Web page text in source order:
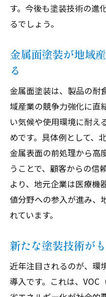
望
塗装技術が地域
金属面加工と塗
今後期待される
地域連携による
解説
金属面塗装がも
長
北上市花巻市の
望
す。今後も塗装技術の進
るでしょう。
金属面塗装が地域
る
金属面塗装は、製品の耐
域産業の競争力強化に直
い気候や使用環境に耐え
めです。具体例として、
金属表面の前処理から高
うことで、顧客からの信
より、地元企業は医療機
値分野への参入が進み、
れています。
新たな塗装技術が
近年注目されるのが、環
導入です。これは、VOC